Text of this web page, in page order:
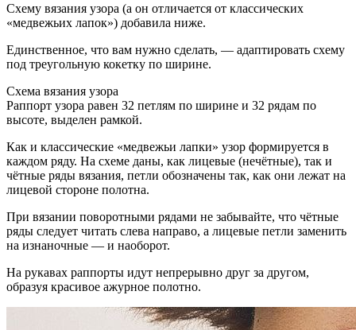
Схему вязания узора (а он отличается от классических
«медвежьих лапок») добавила ниже.
Единственное, что вам нужно сделать, — адаптировать схему
под треугольную кокетку по ширине.
Схема вязания узора
Раппорт узора равен 32 петлям по ширине и 32 рядам по
высоте, выделен рамкой.
Как и классические «медвежьи лапки» узор формируется в
каждом ряду. На схеме даны, как лицевые (нечётные), так и
чётные ряды вязания, петли обозначены так, как они лежат на
лицевой стороне полотна.
При вязании поворотными рядами не забывайте, что чётные
ряды следует читать слева направо, а лицевые петли заменить
на изнаночные — и наоборот.
На рукавах раппорты идут непрерывно друг за другом,
образуя красивое ажурное полотно.